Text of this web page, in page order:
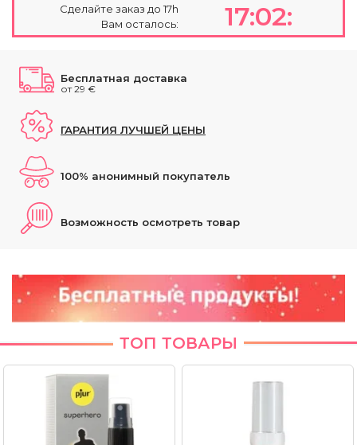
Сделайте заказ до 17h
Вам осталось:
17:02:
Бесплатная доставка
от 29 €
ГАРАНТИЯ ЛУЧШЕЙ ЦЕНЫ
100% анонимный покупатель
Возможность осмотреть товар
ТОП ТОВАРЫ